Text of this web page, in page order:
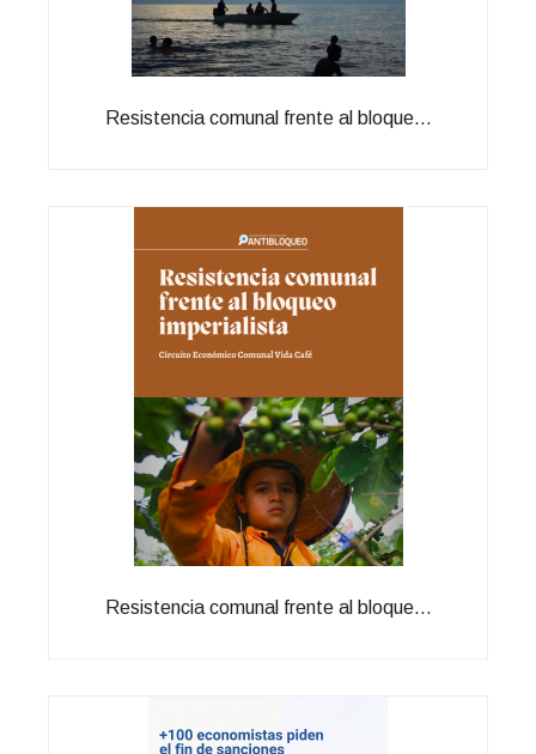
Resistencia comunal frente al bloque...
Resistencia comunal frente al bloque...